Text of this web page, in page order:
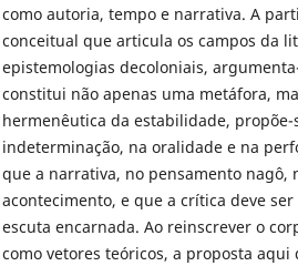
como autoria, tempo e narrativa. A
conceitual que articula os campos da
epistemologias decoloniais,
constitui não apenas uma metáfora,
hermenêutica da estabilidade,
indeterminação, na oralidade e na
que a narrativa, no pensamento nagô,
acontecimento, e que a crítica deve
escuta encarnada. Ao reinscrever o
como vetores teóricos, a proposta